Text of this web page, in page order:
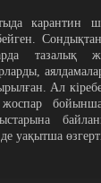
карантин
тазалық
Ал
уақытша